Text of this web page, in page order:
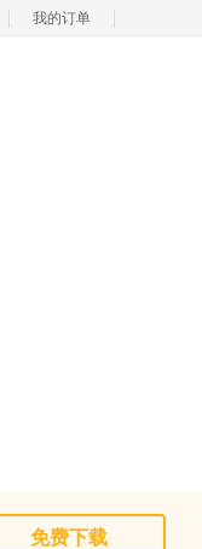
我的订单
免费下载